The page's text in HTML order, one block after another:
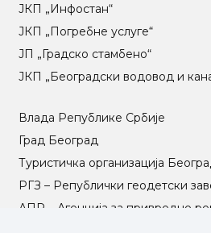
ЈКП „Инфостан“
ЈКП „Погребне услуге“
ЈП „Градско стамбено“
ЈКП „Београдски водовод и
Влада Републике Србије
Град Београд
Туристичка организација
РГЗ – Републички геодетски
АПР – Агенција за привредне